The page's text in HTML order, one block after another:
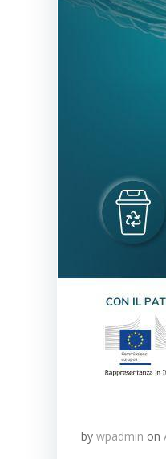
by wpadmin on